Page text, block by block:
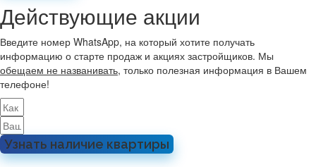
Действующие акции
Введите номер WhatsApp, на который хотите получать
информацию о старте продаж и акциях застройщиков. Мы
обещаем не названивать, только полезная информация в Вашем
телефоне!
Узнать наличие квартиры